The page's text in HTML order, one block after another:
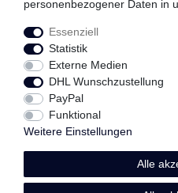
Impressum
Widerrufs­recht
© Copyright 2026 |
personenbezogener Daten in
Essenziell
Statistik
Externe Medien
DHL Wunschzustellung
PayPal
Funktional
Weitere Einstellungen
Alle